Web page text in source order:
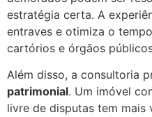
estratégia certa. A
entraves e otimiza o
cartórios e órgãos
Além disso, a consultoria
patrimonial. Um imóvel
livre de disputas tem